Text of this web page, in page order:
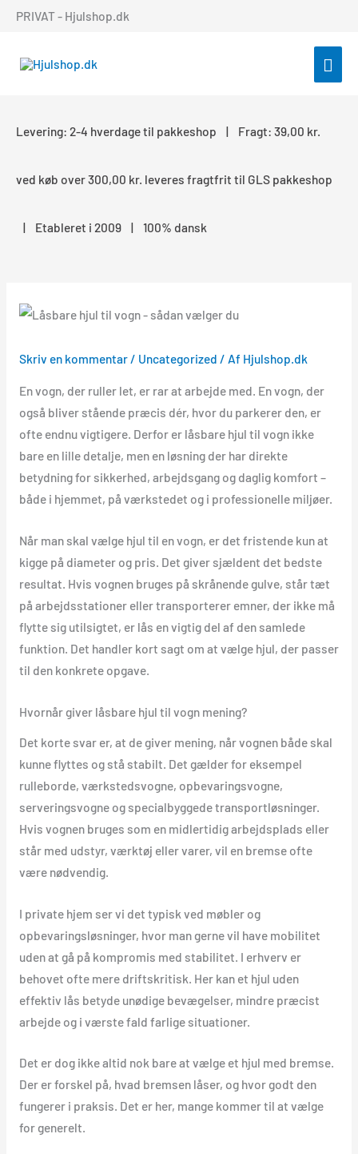
PRIVAT - Hjulshop.dk
Levering: 2-4 hverdage til pakkeshop | Fragt: 39,00 kr.
ved køb over 300,00 kr. leveres fragtfrit til GLS pakkeshop
| Etableret i 2009 | 100% dansk
Skriv en kommentar/ Uncategorized / Af Hjulshop.dk
En vogn, der ruller let, er rar at arbejde med. En vogn, der
også bliver stående præcis dér, hvor du parkerer den, er
ofte endnu vigtigere. Derfor er låsbare hjul til vogn ikke
bare en lille detalje, men en løsning der har direkte
betydning for sikkerhed, arbejdsgang og daglig komfort –
både i hjemmet, på værkstedet og i professionelle miljøer.
Når man skal vælge hjul til en vogn, er det fristende kun at
kigge på diameter og pris. Det giver sjældent det bedste
resultat. Hvis vognen bruges på skrånende gulve, står tæt
på arbejdsstationer eller transporterer emner, der ikke må
flytte sig utilsigtet, er lås en vigtig del af den samlede
funktion. Det handler kort sagt om at vælge hjul, der passer
til den konkrete opgave.
Hvornår giver låsbare hjul til vogn mening?
Det korte svar er, at de giver mening, når vognen både skal
kunne flyttes og stå stabilt. Det gælder for eksempel
rulleborde, værkstedsvogne, opbevaringsvogne,
serveringsvogne og specialbyggede transportløsninger.
Hvis vognen bruges som en midlertidig arbejdsplads eller
står med udstyr, værktøj eller varer, vil en bremse ofte
være nødvendig.
I private hjem ser vi det typisk ved møbler og
opbevaringsløsninger, hvor man gerne vil have mobilitet
uden at gå på kompromis med stabilitet. I erhverv er
behovet ofte mere driftskritisk. Her kan et hjul uden
effektiv lås betyde unødige bevægelser, mindre præcist
arbejde og i værste fald farlige situationer.
Det er dog ikke altid nok bare at vælge et hjul med bremse.
Der er forskel på, hvad bremsen låser, og hvor godt den
fungerer i praksis. Det er her, mange kommer til at vælge
for generelt.